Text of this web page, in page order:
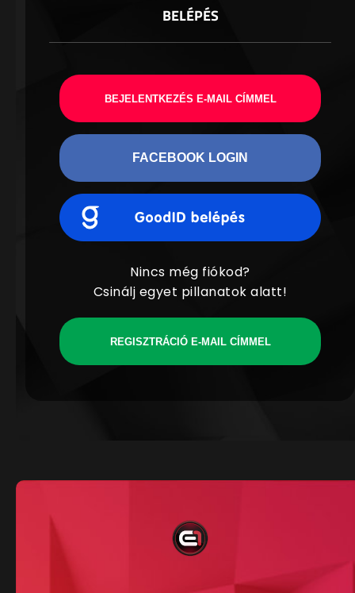
BELÉPÉS
BEJELENTKEZÉS E-MAIL CÍMMEL
FACEBOOK LOGIN
Nincs még fiókod?
Csinálj egyet pillanatok alatt!
REGISZTRÁCIÓ E-MAIL CÍMMEL